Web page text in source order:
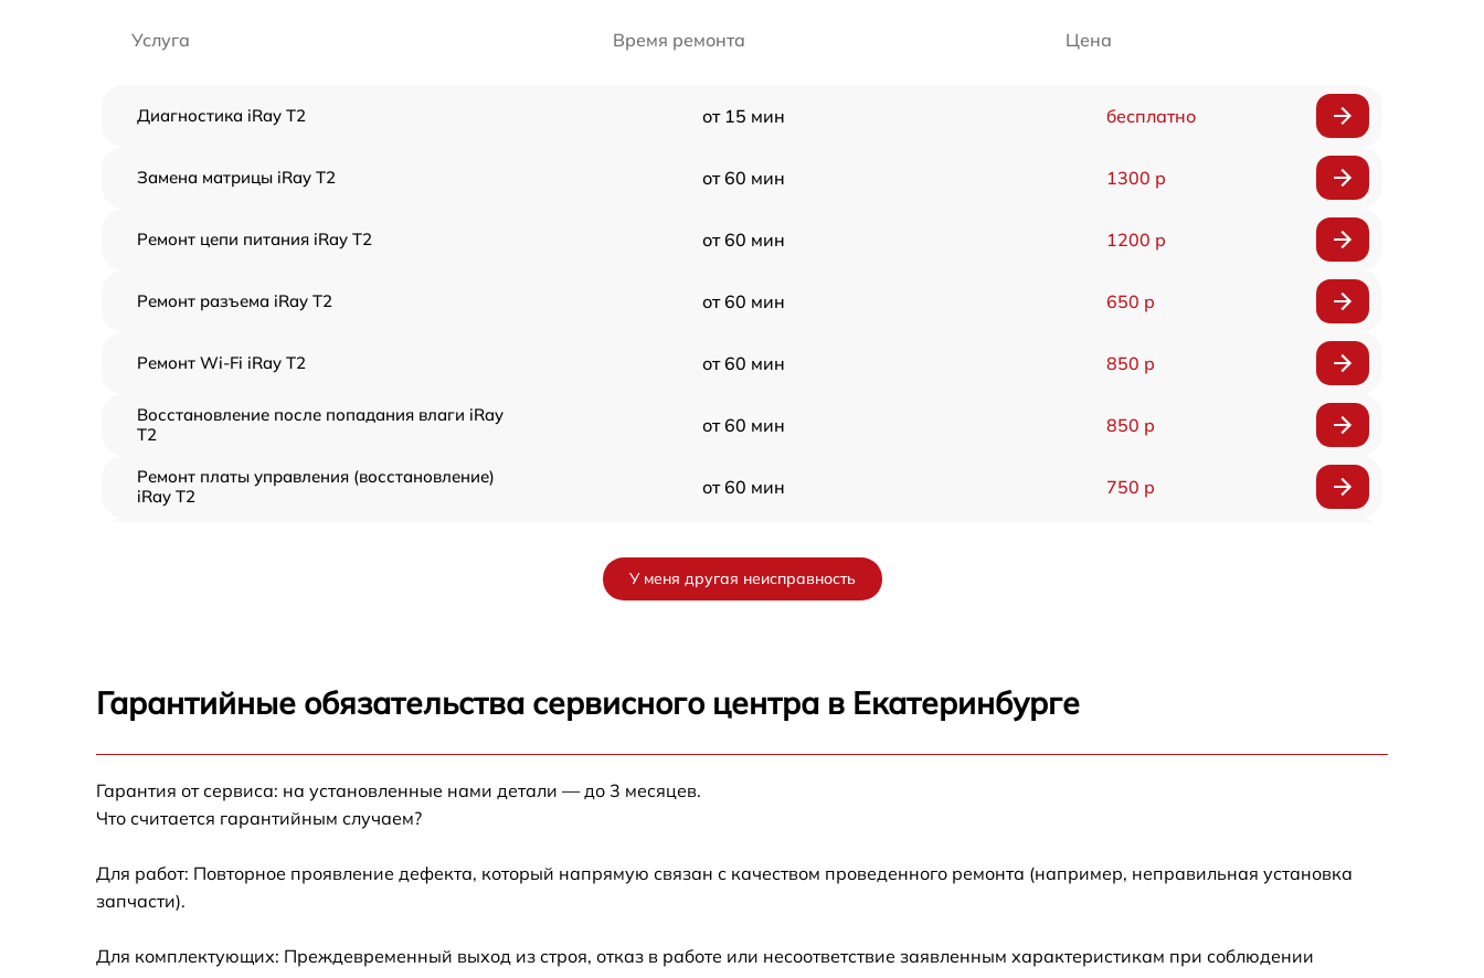
Услуга Время ремонта Цена
Диагностика iRay T2 от 15 мин бесплатно
Замена матрицы iRay T2 от 60 мин 1300 р
Ремонт цепи питания iRay T2 от 60 мин 1200 р
Ремонт разъема iRay T2 от 60 мин 650 р
Ремонт Wi-Fi iRay T2 от 60 мин 850 р
Восстановление после попадания влаги iRay
T2
от 60 мин 850 р
Ремонт платы управления (восстановление)
iRay T2
от 60 мин 750 р
Замена процессора iRay T2
У меня другая неисправность
Гарантийные обязательства сервисного центра в Екатеринбурге
Гарантия от сервиса: на установленные нами детали — до 3 месяцев.
Что считается гарантийным случаем?
Для работ: Повторное проявление дефекта, который напрямую связан с качеством проведенного ремонта (например, неправильная установка
запчасти).
Для комплектующих: Преждевременный выход из строя, отказ в работе или несоответствие заявленным характеристикам при соблюдении